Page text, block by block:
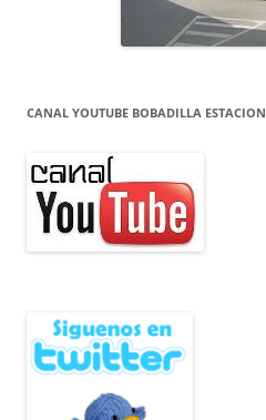
CANAL YOUTUBE BOBADILLA ESTACION